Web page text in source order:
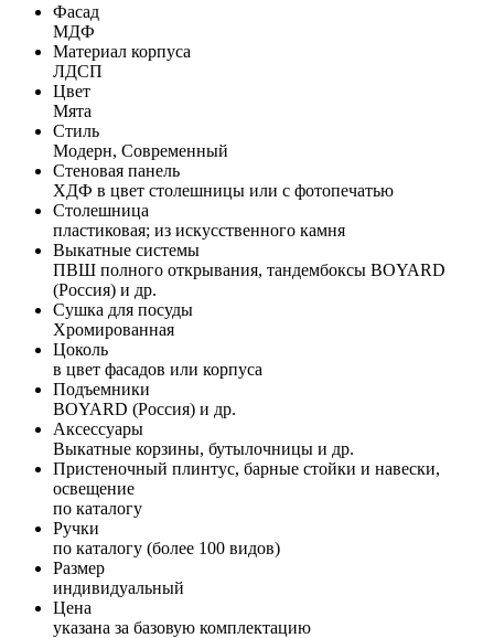
Фасад
МДФ
Материал корпуса
ЛДСП
Цвет
Мята
Стиль
Модерн, Современный
Стеновая панель
ХДФ в цвет столешницы или с фотопечатью
Столешница
пластиковая; из искусственного камня
Выкатные системы
ПВШ полного открывания, тандембоксы BOYARD
(Россия) и др.
Сушка для посуды
Хромированная
Цоколь
в цвет фасадов или корпуса
Подъемники
BOYARD (Россия) и др.
Аксессуары
Выкатные корзины, бутылочницы и др.
Пристеночный плинтус, барные стойки и навески,
освещение
по каталогу
Ручки
по каталогу (более 100 видов)
Размер
индивидуальный
Цена
указана за базовую комплектацию